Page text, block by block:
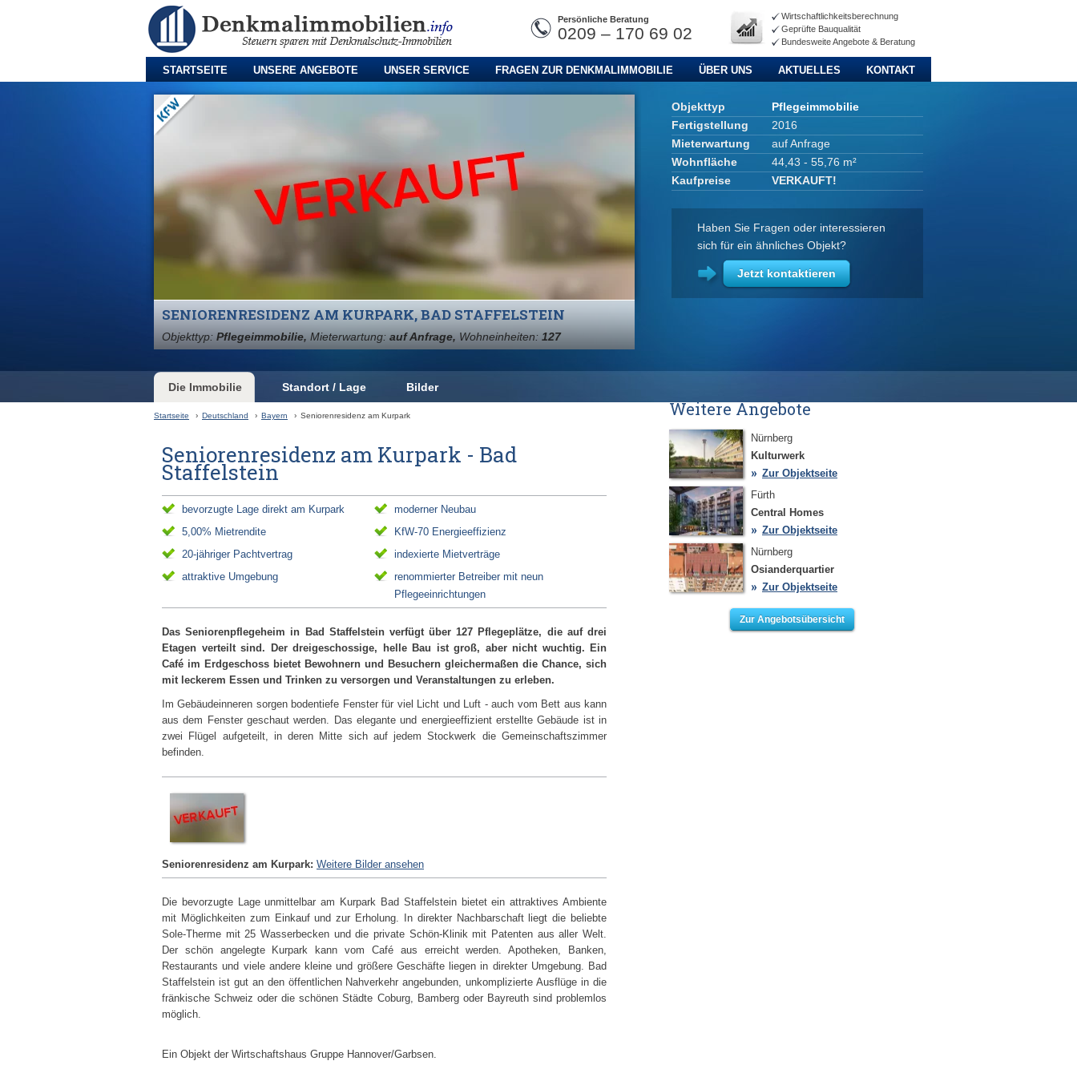
Persönliche Beratung
0209 – 170 69 02
Wirtschaftlichkeitsberechnung
Geprüfte Bauqualität
Bundesweite Angebote & Beratung
STARTSEITE UNSERE ANGEBOTE UNSER SERVICE FRAGEN ZUR DENKMALIMMOBILIE ÜBER UNS AKTUELLES KONTAKT
SENIORENRESIDENZ AM KURPARK, BAD STAFFELSTEIN
Objekttyp: Pflegeimmobilie, Mieterwartung: auf Anfrage, Wohneinheiten: 127
Objekttyp
Pflegeimmobilie
Fertigstellung
2016
Mieterwartung
auf Anfrage
Wohnfläche
44,43 - 55,76 m²
Kaufpreise
VERKAUFT!
Haben Sie Fragen oder interessieren
sich für ein ähnliches Objekt?
Jetzt kontaktieren
Die Immobilie Standort / Lage Bilder
Startseite › Deutschland › Bayern › Seniorenresidenz am Kurpark
Seniorenresidenz am Kurpark - Bad
Staffelstein
bevorzugte Lage direkt am Kurpark
moderner Neubau
5,00% Mietrendite
KfW-70 Energieeffizienz
20-jähriger Pachtvertrag
indexierte Mietverträge
attraktive Umgebung
renommierter Betreiber mit neun
Pflegeeinrichtungen
Das Seniorenpflegeheim in Bad Staffelstein verfügt über 127 Pflegeplätze, die auf drei
Etagen verteilt sind. Der dreigeschossige, helle Bau ist groß, aber nicht wuchtig. Ein
Café im Erdgeschoss bietet Bewohnern und Besuchern gleichermaßen die Chance, sich
mit leckerem Essen und Trinken zu versorgen und Veranstaltungen zu erleben.
Im Gebäudeinneren sorgen bodentiefe Fenster für viel Licht und Luft - auch vom Bett aus kann
aus dem Fenster geschaut werden. Das elegante und energieeffizient erstellte Gebäude ist in
zwei Flügel aufgeteilt, in deren Mitte sich auf jedem Stockwerk die Gemeinschaftszimmer
befinden.
Seniorenresidenz am Kurpark: Weitere Bilder ansehen
Die bevorzugte Lage unmittelbar am Kurpark Bad Staffelstein bietet ein attraktives Ambiente
mit Möglichkeiten zum Einkauf und zur Erholung. In direkter Nachbarschaft liegt die beliebte
Sole-Therme mit 25 Wasserbecken und die private Schön-Klinik mit Patenten aus aller Welt.
Der schön angelegte Kurpark kann vom Café aus erreicht werden. Apotheken, Banken,
Restaurants und viele andere kleine und größere Geschäfte liegen in direkter Umgebung. Bad
Staffelstein ist gut an den öffentlichen Nahverkehr angebunden, unkomplizierte Ausflüge in die
fränkische Schweiz oder die schönen Städte Coburg, Bamberg oder Bayreuth sind problemlos
möglich.
Ein Objekt der Wirtschaftshaus Gruppe Hannover/Garbsen.
Weitere Angebote
Nürnberg
Kulturwerk
Zur Objektseite
Fürth
Central Homes
Zur Objektseite
Nürnberg
Osianderquartier
Zur Objektseite
Zur Angebotsübersicht